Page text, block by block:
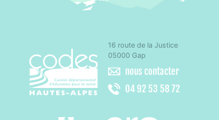
CoDES 05 - Comité départemental
16 route de la Justice
05000 Gap
nous contacter
04 92 53 58 72
Agence régionale de santé Paca